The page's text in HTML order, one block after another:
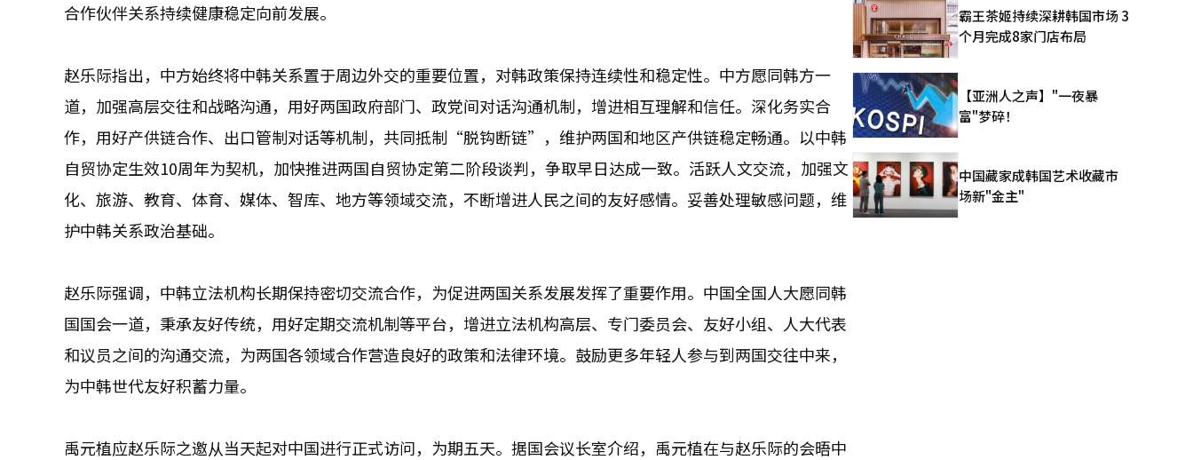
合作伙伴关系持续健康稳定向前发展。
赵乐际指出，中方始终将中韩关系置于周边外交的重要位置，对韩政策保持连续性和稳定性。中方愿同韩方一
道，加强高层交往和战略沟通，用好两国政府部门、政党间对话沟通机制，增进相互理解和信任。深化务实合
作，用好产供链合作、出口管制对话等机制，共同抵制“脱钩断链”，维护两国和地区产供链稳定畅通。以中韩
自贸协定生效10周年为契机，加快推进两国自贸协定第二阶段谈判，争取早日达成一致。活跃人文交流，加强文
化、旅游、教育、体育、媒体、智库、地方等领域交流，不断增进人民之间的友好感情。妥善处理敏感问题，维
护中韩关系政治基础。
赵乐际强调，中韩立法机构长期保持密切交流合作，为促进两国关系发展发挥了重要作用。中国全国人大愿同韩
国国会一道，秉承友好传统，用好定期交流机制等平台，增进立法机构高层、专门委员会、友好小组、人大代表
和议员之间的沟通交流，为两国各领域合作营造良好的政策和法律环境。鼓励更多年轻人参与到两国交往中来，
为中韩世代友好积蓄力量。
禹元植应赵乐际之邀从当天起对中国进行正式访问，为期五天。据国会议长室介绍，禹元植在与赵乐际的会晤中
霸王茶姬持续深耕韩国市场 3
个月完成8家门店布局
【亚洲人之声】"一夜暴
富"梦碎！
中国藏家成韩国艺术收藏市
场新"金主"